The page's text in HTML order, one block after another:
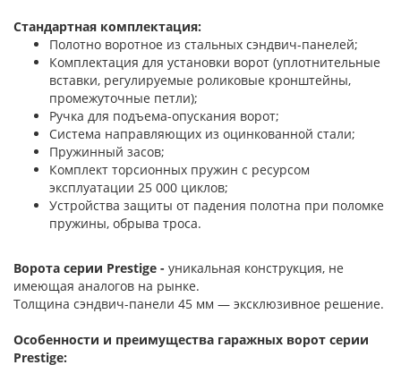
Стандартная комплектация:
Полотно воротное из стальных сэндвич-панелей;
Комплектация для установки ворот (уплотнительные
вставки, регулируемые роликовые кронштейны,
промежуточные петли);
Ручка для подъема-опускания ворот;
Система направляющих из оцинкованной стали;
Пружинный засов;
Комплект торсионных пружин с ресурсом
эксплуатации 25 000 циклов;
Устройства защиты от падения полотна при поломке
пружины, обрыва троса.
Ворота серии Prestige - уникальная конструкция, не
имеющая аналогов на рынке.
Толщина сэндвич-панели 45 мм — эксклюзивное решение.
Особенности и преимущества гаражных ворот серии
Prestige: